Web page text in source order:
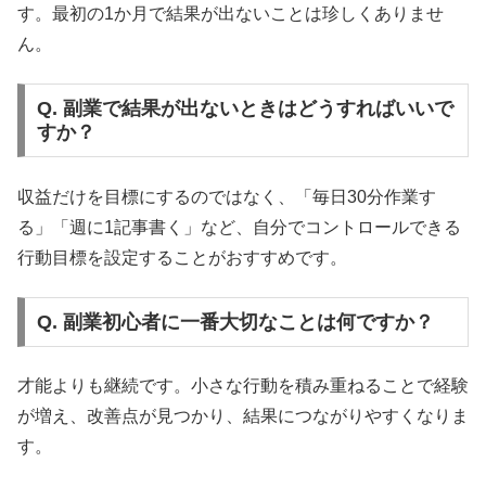
す。最初の1か月で結果が出ないことは珍しくありませ
ん。
Q. 副業で結果が出ないときはどうすればいいで
すか？
収益だけを目標にするのではなく、「毎日30分作業す
る」「週に1記事書く」など、自分でコントロールできる
行動目標を設定することがおすすめです。
Q. 副業初心者に一番大切なことは何ですか？
才能よりも継続です。小さな行動を積み重ねることで経験
が増え、改善点が見つかり、結果につながりやすくなりま
す。